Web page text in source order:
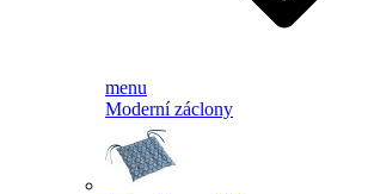
menu
Moderní záclony